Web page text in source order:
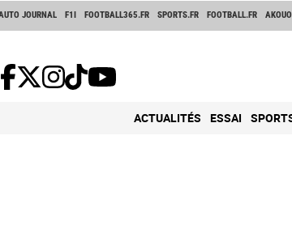
JOURNAL F1I FOOTBALL365.FR SPORTS.FR FOOTBALL.FR
ACTUALITÉS ESSAI